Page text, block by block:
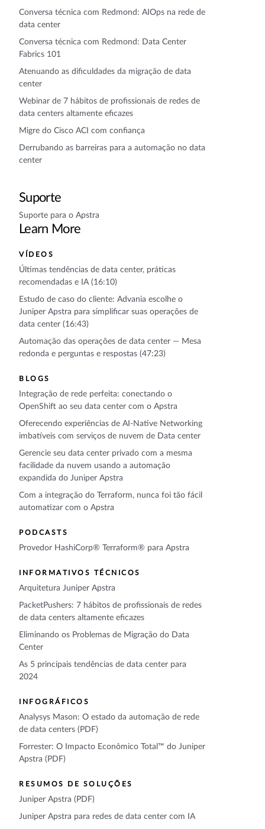
Conversa técnica com Redmond: AIOps na rede de
data center
Conversa técnica com Redmond: Data Center
Fabrics 101
Atenuando as dificuldades da migração de data
center
Webinar de 7 hábitos de profissionais de redes de
data centers altamente eficazes
Migre do Cisco ACI com confiança
Derrubando as barreiras para a automação no data
center
Suporte
Suporte para o Apstra
Learn More
VÍDEOS
Últimas tendências de data center, práticas
recomendadas e IA (16:10)
Estudo de caso do cliente: Advania escolhe o
Juniper Apstra para simplificar suas operações de
data center (16:43)
Automação das operações de data center — Mesa
redonda e perguntas e respostas (47:23)
BLOGS
Integração de rede perfeita: conectando o
OpenShift ao seu data center com o Apstra
Oferecendo experiências de AI-Native Networking
imbatíveis com serviços de nuvem de Data center
Gerencie seu data center privado com a mesma
facilidade da nuvem usando a automação
expandida do Juniper Apstra
Com a integração do Terraform, nunca foi tão fácil
automatizar com o Apstra
PODCASTS
Provedor HashiCorp® Terraform® para Apstra
INFORMATIVOS TÉCNICOS
Arquitetura Juniper Apstra
PacketPushers: 7 hábitos de profissionais de redes
de data centers altamente eficazes
Eliminando os Problemas de Migração do Data
Center
As 5 principais tendências de data center para
2024
INFOGRÁFICOS
Analysys Mason: O estado da automação de rede
de data centers (PDF)
Forrester: O Impacto Econômico Total™ do Juniper
Apstra (PDF)
RESUMOS DE SOLUÇÕES
Juniper Apstra (PDF)
Juniper Apstra para redes de data center com IA